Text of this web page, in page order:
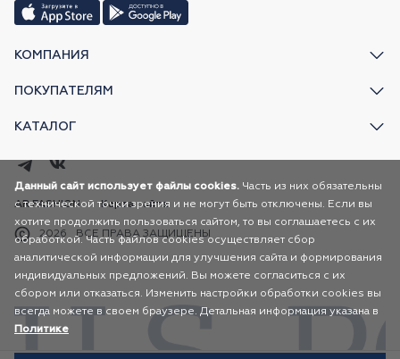
КОМПАНИЯ
ПОКУПАТЕЛЯМ
КАТАЛОГ
2026 ВСЕ ПРАВА ЗАЩИЩЕНЫ
AR FASHION Карта сайта
Данный сайт использует файлы cookies. Часть из них обязательны
с технической точки зрения и не могут быть отключены. Если вы
хотите продолжить пользоваться сайтом, то вы соглашаетесь с их
обработкой. Часть файлов cookies осуществляет сбор
аналитической информации для улучшения сайта и формирования
индивидуальных предложений. Вы можете согласиться с их
сбором или отказаться. Изменить настройки обработки cookies вы
всегда можете в своем браузере. Детальная информация указана в
Политике